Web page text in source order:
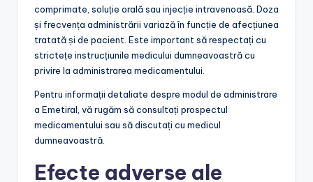
comprimate, soluție orală sau injecție intravenoasă. Doza
și frecvența administrării variază în funcție de afecțiunea
tratată și de pacient. Este important să respectați cu
strictețe instrucțiunile medicului dumneavoastră cu
privire la administrarea medicamentului.
Pentru informații detaliate despre modul de administrare
a Emetiral, vă rugăm să consultați prospectul
medicamentului sau să discutați cu medicul
dumneavoastră.
Efecte adverse ale